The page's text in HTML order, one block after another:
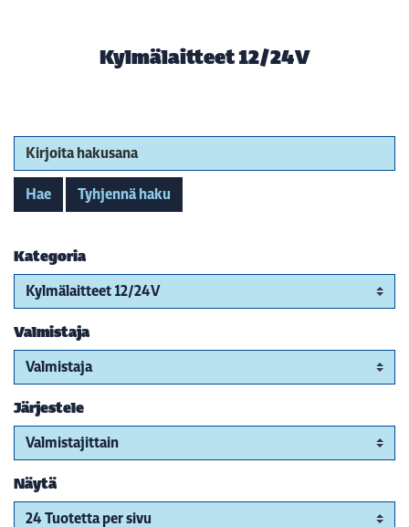
Kylmälaitteet 12/24V
Kirjoita hakusana
Hae Tyhjennä haku
Kategoria
Valmistaja
Järjestele
Näytä